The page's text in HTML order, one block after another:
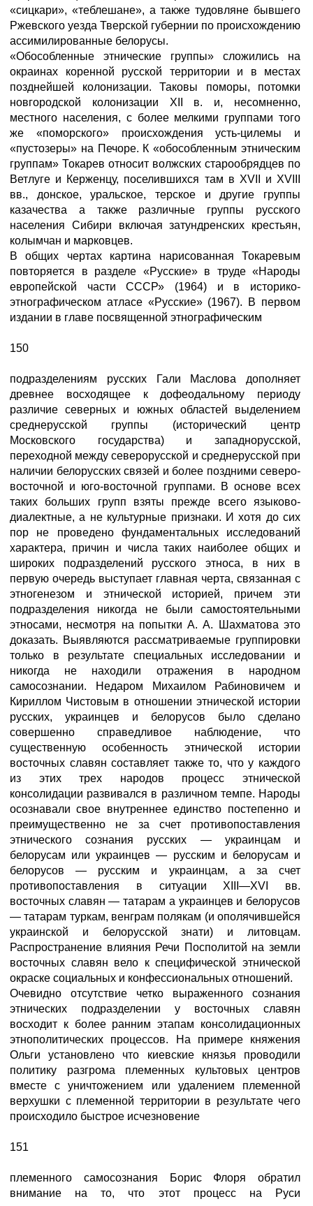
«сицкари», «теблешане», а также тудовляне бывшего
Ржевского уезда Тверской губернии по происхождению
ассимилированные белорусы.
«Обособленные этнические группы» сложились на
окраинах коренной русской территории и в местах
позднейшей колонизации. Таковы поморы, потомки
новгородской колонизации XII в. и, несомненно,
местного населения, с более мелкими группами того
же «поморского» происхождения усть-цилемы и
«пустозеры» на Печоре. К «обособленным этническим
группам» Токарев относит волжских старообрядцев по
Ветлуге и Керженцу, поселившихся там в XVII и XVIII
вв., донское, уральское, терское и другие группы
казачества а также различные группы русского
населения Сибири включая затундренских крестьян,
колымчан и марковцев.
В общих чертах картина нарисованная Токаревым
повторяется в разделе «Русские» в труде «Народы
европейской части СССР» (1964) и в историко-
этнографическом атласе «Русские» (1967). В первом
издании в главе посвященной этнографическим
150
подразделениям русских Гали Маслова дополняет
древнее восходящее к дофеодальному периоду
различие северных и южных областей выделением
среднерусской группы (исторический центр
Московского государства) и западнорусской,
переходной между северорусской и среднерусской при
наличии белорусских связей и более поздними северо-
восточной и юго-восточной группами. В основе всех
таких больших групп взяты прежде всего языково-
диалектные, а не культурные признаки. И хотя до сих
пор не проведено фундаментальных исследований
характера, причин и числа таких наиболее общих и
широких подразделений русского этноса, в них в
первую очередь выступает главная черта, связанная с
этногенезом и этнической историей, причем эти
подразделения никогда не были самостоятельными
этносами, несмотря на попытки А. А. Шахматова это
доказать. Выявляются рассматриваемые группировки
только в результате специальных исследовании и
никогда не находили отражения в народном
самосознании. Недаром Михаилом Рабиновичем и
Кириллом Чистовым в отношении этнической истории
русских, украинцев и белорусов было сделано
совершенно справедливое наблюдение, что
существенную особенность этнической истории
восточных славян составляет также то, что у каждого
из этих трех народов процесс этнической
консолидации развивался в различном темпе. Народы
осознавали свое внутреннее единство постепенно и
преимущественно не за счет противопоставления
этнического сознания русских — украинцам и
белорусам или украинцев — русским и белорусам и
белорусов — русским и украинцам, а за счет
противопоставления в ситуации XIII—XVI вв.
восточных славян — татарам а украинцев и белорусов
— татарам туркам, венграм полякам (и ополячившейся
украинской и белорусской знати) и литовцам.
Распространение влияния Речи Посполитой на земли
восточных славян вело к специфической этнической
окраске социальных и конфессиональных отношений.
Очевидно отсутствие четко выраженного сознания
этнических подразделении у восточных славян
восходит к более ранним этапам консолидационных
этнополитических процессов. На примере княжения
Ольги установлено что киевские князья проводили
политику разгрома племенных культовых центров
вместе с уничтожением или удалением племенной
верхушки с племенной территории в результате чего
происходило быстрое исчезновение
151
племенного самосознания Борис Флоря обратил
внимание на то, что этот процесс на Руси